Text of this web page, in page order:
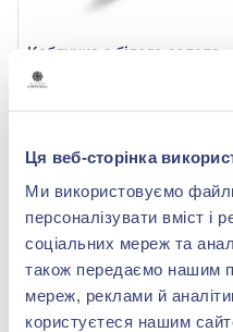
Ця веб-сторінка
Ми використовуємо
персоналізувати вміст і
соціальних мереж та
також передаємо нашим
мереж, реклами й
користуєтеся нашим
Каблучка з білого золота
585° з куб. окс.
цирконію, арт. 121311
31 324,00 грн
(арт. 121311)
Купити
-50%